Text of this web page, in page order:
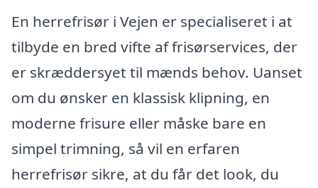
En herrefrisør i Vejen er specialiseret i at
tilbyde en bred vifte af frisørservices, der
er skræddersyet til mænds behov. Uanset
om du ønsker en klassisk klipning, en
moderne frisure eller måske bare en
simpel trimning, så vil en erfaren
herrefrisør sikre, at du får det look, du